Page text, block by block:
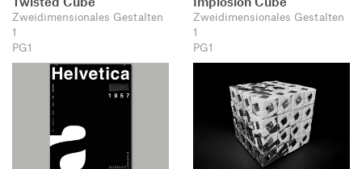
Zweidimensionales Gestalten
1
PG1
Zweidimensionales Gestalten
1
PG1